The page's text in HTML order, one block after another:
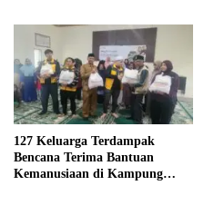
127 Keluarga Terdampak
Bencana Terima Bantuan
Kemanusiaan di Kampung